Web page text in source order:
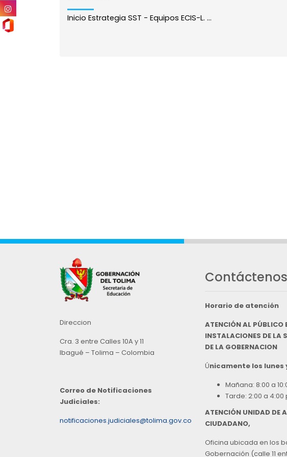
Inicio Estrategia SST - Equipos ECIS-L. ...
Direccion
Cra. 3 entre Calles 10A y 11
Ibagué – Tolima – Colombia
Correo de Notificaciones
Judiciales:
notificaciones.judiciales@tolima.gov.co
Contáctenos
Horario de atención
ATENCIÓN AL PÚBLICO
INSTALACIONES DE LA
DE LA GOBERNACION
Únicamente los lunes
Mañana: 8:00 a
Tarde: 2:00 a 4:00
ATENCIÓN UNIDAD DE
CIUDADANO,
Oficina ubicada en los
Gobernación (calle 11